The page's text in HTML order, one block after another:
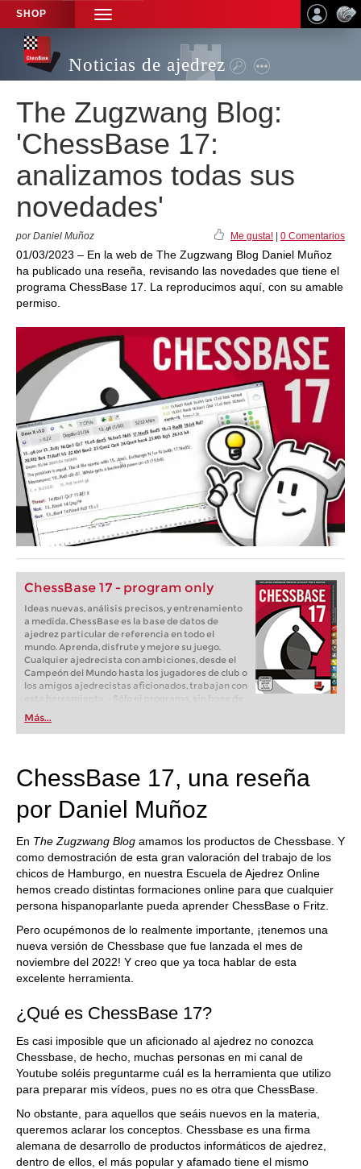
SHOP
TOGGLE
NAVIGATION
Noticias de ajedrez
The Zugzwang Blog:
'ChessBase 17:
analizamos todas sus
novedades'
por Daniel Muñoz Me gusta! 0 Comentarios
01/03/2023 – En la web de The Zugzwang Blog Daniel Muñoz
ha publicado una reseña, revisando las novedades que tiene el
programa ChessBase 17. La reproducimos aquí, con su amable
permiso.
ChessBase 17 - program only
Ideas nuevas, análisis precisos, y entrenamiento
a medida. ChessBase es la base de datos de
ajedrez particular de referencia en todo el
mundo. Aprenda, disfrute y mejore su juego.
Cualquier ajedrecista con ambiciones, desde el
Campeón del Mundo hasta los jugadores de club o
los amigos ajedrecistas aficionados, trabajan con
esta herramienta. - Sólo el programa, sin base de
datos.
Más...
ChessBase 17, una reseña
por Daniel Muñoz
En The Zugzwang Blog amamos los productos de Chessbase. Y
como demostración de esta gran valoración del trabajo de los
chicos de Hamburgo, en nuestra Escuela de Ajedrez Online
hemos creado distintas formaciones online para que cualquier
persona hispanoparlante pueda aprender ChessBase o Fritz.
Pero ocupémonos de lo realmente importante, ¡tenemos una
nueva versión de Chessbase que fue lanzada el mes de
noviembre del 2022! Y creo que ya toca hablar de esta
excelente herramienta.
¿Qué es ChessBase 17?
Es casi imposible que un aficionado al ajedrez no conozca
Chessbase, de hecho, muchas personas en mi canal de
Youtube soléis preguntarme cuál es la herramienta que utilizo
para preparar mis vídeos, pues no es otra que ChessBase.
No obstante, para aquellos que seáis nuevos en la materia,
queremos aclarar los conceptos. Chessbase es una firma
alemana de desarrollo de productos informáticos de ajedrez,
dentro de ellos, el más popular y afamado tiene el mismo